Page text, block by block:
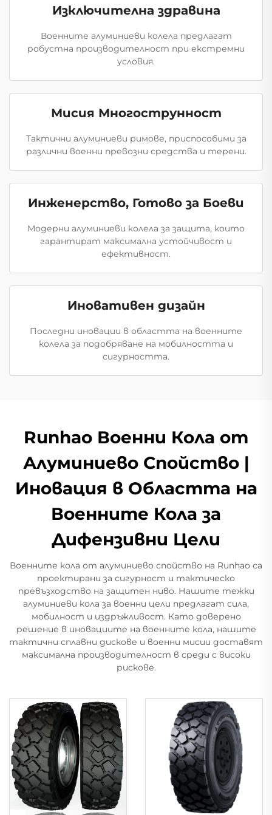
Изключителна здравина
Военните алуминиеви колела предлагат
робустна производителност при екстремни
условия.
Мисия Многострунност
Тактични алуминиеви римове, приспособими за
различни военни превозни средства и терени.
Инженерство, Готово за Боеви
Модерни алуминиеви колела за защита, които
гарантират максимална устойчивост и
ефективност.
Иновативен дизайн
Последни иновации в областта на военните
колела за подобряване на мобилността и
сигурността.
Runhao Военни Кола от
Алуминиево Спойство |
Иновация в Областта на
Военните Кола за
Дифензивни Цели
Военните кола от алуминиево спойство на Runhao са
проектирани за сигурност и тактическо
превъзходство на защитен ниво. Нашите тежки
алуминиеви кола за военни цели предлагат сила,
мобилност и издръжливост. Като доверено
решение в иновациите на военните кола, нашите
тактични сплавни дискове и военни мисии доставят
максимална производителност в среди с високи
рискове.